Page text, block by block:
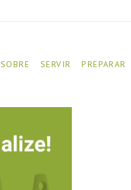
SOBRE SERVIR PREPARAR